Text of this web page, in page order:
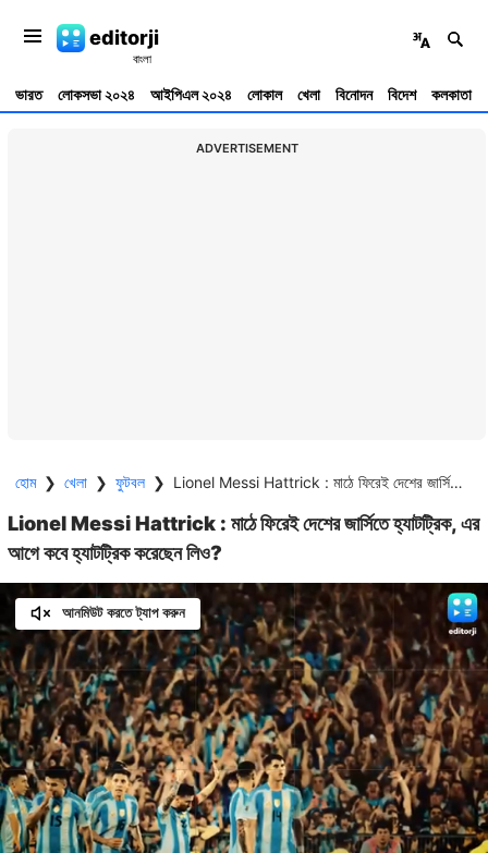
editorji
ভারত লোকসভা ২০২৪ আইপিএল ২০২৪ লোকাল খেলা বিনোদন বিদেশ কলকাতা
ADVERTISEMENT
হোম ❯ খেলা ❯ ফুটবল ❯ Lionel Messi Hattrick : মাঠে ফিরেই দেশের জার্সিতে হ্যাটট্রিক, এর আগে কবে হ্যাটট্রিক করেছেন লিও?
Lionel Messi Hattrick : মাঠে ফিরেই দেশের জার্সিতে হ্যাটট্রিক, এর
আগে কবে হ্যাটট্রিক করেছেন লিও?
আনমিউট করতে ট্যাপ করুন
Unmute
/
Loaded:
29.54%